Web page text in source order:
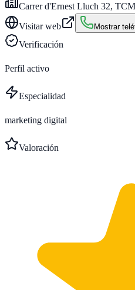
Carrer d'Ernest Lluch 32,
Visitar web
Mostrar
Verificación
Perfil activo
Especialidad
marketing digital
Valoración